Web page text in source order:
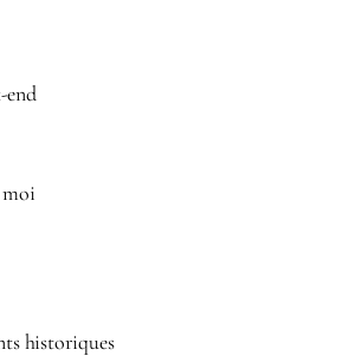
end
moi
historiques